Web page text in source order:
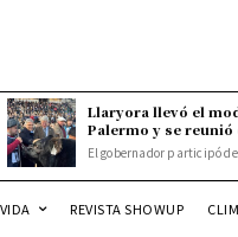
Llaryora llevó el
Palermo y se reunió
El gobernador participó
VIDA REVISTA SHOWUP